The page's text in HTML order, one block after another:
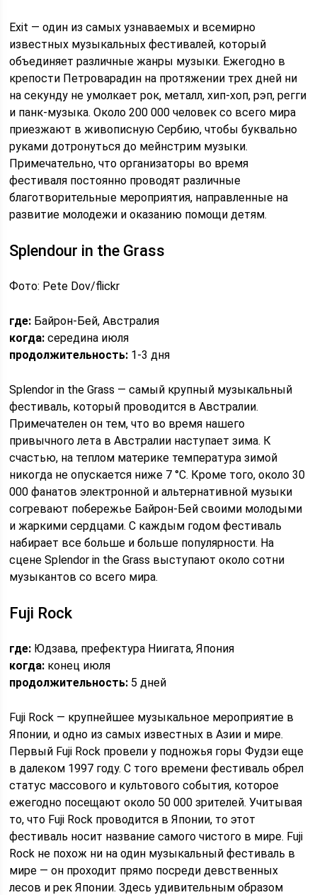
Exit — один из самых узнаваемых и всемирно
известных музыкальных фестивалей, который
объединяет различные жанры музыки. Ежегодно в
крепости Петроварадин на протяжении трех дней ни
на секунду не умолкает рок, металл, хип-хоп, рэп, регги
и панк-музыка. Около 200 000 человек со всего мира
приезжают в живописную Сербию, чтобы буквально
руками дотронуться до мейнстрим музыки.
Примечательно, что организаторы во время
фестиваля постоянно проводят различные
благотворительные мероприятия, направленные на
развитие молодежи и оказанию помощи детям.
Splendour in the Grass
Фото: Pete Dov/flickr
где: Байрон-Бей, Австралия
когда: середина июля
продолжительность: 1-3 дня
Splendor in the Grass — самый крупный музыкальный
фестиваль, который проводится в Австралии.
Примечателен он тем, что во время нашего
привычного лета в Австралии наступает зима. К
счастью, на теплом материке температура зимой
никогда не опускается ниже 7 °C. Кроме того, около 30
000 фанатов электронной и альтернативной музыки
согревают побережье Байрон-Бей своими молодыми
и жаркими сердцами. С каждым годом фестиваль
набирает все больше и больше популярности. На
сцене Splendor in the Grass выступают около сотни
музыкантов со всего мира.
Fuji Rock
где: Юдзава, префектура Ниигата, Япония
когда: конец июля
продолжительность: 5 дней
Fuji Rock — крупнейшее музыкальное мероприятие в
Японии, и одно из самых известных в Азии и мире.
Первый Fuji Rock провели у подножья горы Фудзи еще
в далеком 1997 году. С того времени фестиваль обрел
статус массового и культового события, которое
ежегодно посещают около 50 000 зрителей. Учитывая
то, что Fuji Rock проводится в Японии, то этот
фестиваль носит название самого чистого в мире. Fuji
Rock не похож ни на один музыкальный фестиваль в
мире — он проходит прямо посреди девственных
лесов и рек Японии. Здесь удивительным образом